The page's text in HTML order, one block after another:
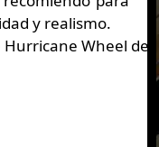
y realismo.